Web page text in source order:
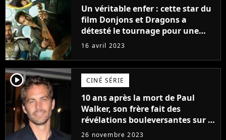
Un véritable enfer : cette star du
film Donjons et Dragons a
détesté le tournage pour une
raison très spéciale
16 avril 2023
player2 CINÉ SÉRIE
10 ans après la mort de Paul
Walker, son frère fait des
révélations bouleversantes sur la
réaction des acteurs de Fast and
26 novembre 2023